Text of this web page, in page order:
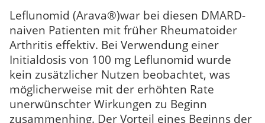
Leflunomid (Arava®)war bei diesen DMARD-
naiven Patienten mit früher Rheumatoider
Arthritis effektiv. Bei Verwendung einer
Initialdosis von 100 mg Leflunomid wurde
kein zusätzlicher Nutzen beobachtet, was
möglicherweise mit der erhöhten Rate
unerwünschter Wirkungen zu Beginn
zusammenhing. Der Vorteil eines Beginns der